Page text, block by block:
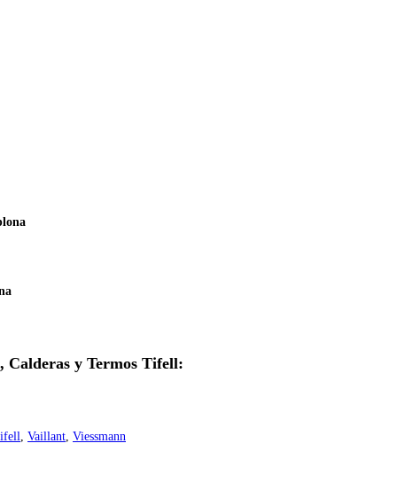
Calderas y Termos Tifell:
, Vaillant, Viessmann